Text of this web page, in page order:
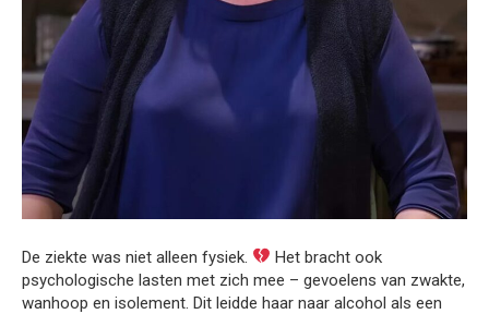
De ziekte was niet alleen fysiek.
Het bracht ook
psychologische lasten met zich mee – gevoelens van zwakte,
wanhoop en isolement. Dit leidde haar naar alcohol als een